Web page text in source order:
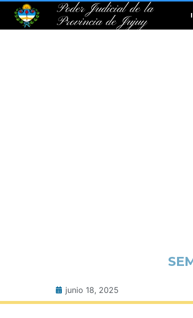
Poder Judicial de la
Provincia de Jujuy
junio 18, 2025